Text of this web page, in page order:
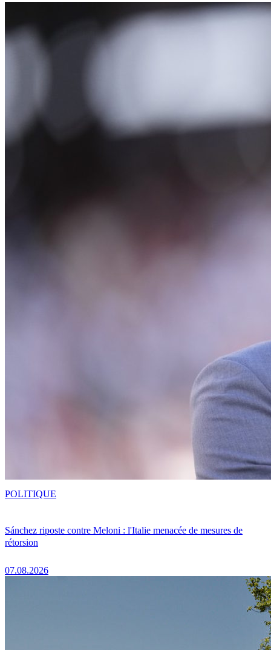
Sánchez riposte contre Meloni : l'Italie menacée de mesures de
rétorsion
07.08.2026
POLITIQUE